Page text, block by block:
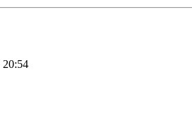
20:54